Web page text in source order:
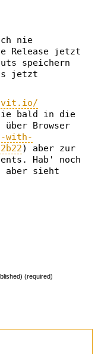
nie
Release jetzt
speichern
jetzt
bald in die
über Browser
with-
) aber zur
Hab' noch
aber sieht
(required)